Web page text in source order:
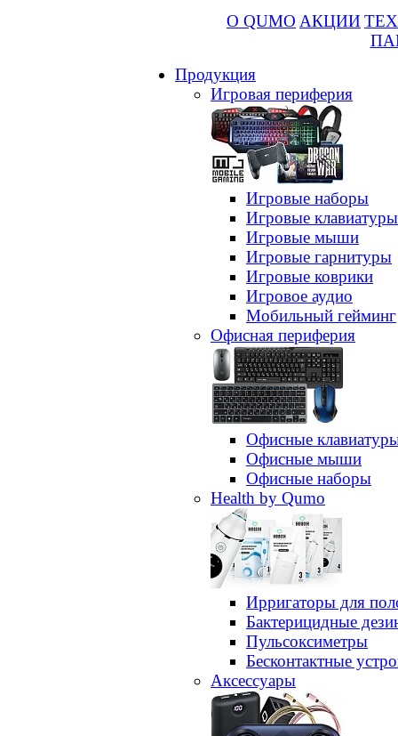
О QUMO АКЦИИ
Продукция
Игровая периферия
Игровые наборы
Игровые клавиатуры
Игровые мыши
Игровые гарнитуры
Игровые коврики
Игровое аудио
Мобильный гейминг
Офисная периферия
Офисные
Офисные мыши
Офисные наборы
Health by Qumo
Ирригаторы для
Бактерицидные
Пульсоксиметры
Бесконтактные
Аксессуары